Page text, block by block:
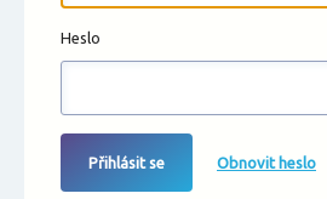
Heslo
Přihlásit se Obnovit heslo